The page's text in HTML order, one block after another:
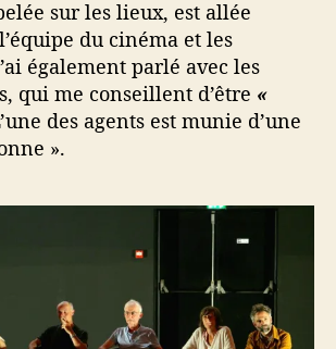
sur les lieux, est allée
du cinéma et les
également parlé avec les
qui me conseillent d’être «
des agents est munie d’une
».